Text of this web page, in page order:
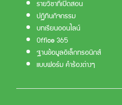
รายวิชาที่เปิดสอน
ปฏิทินกิจกรรม
บทเรียนออนไลน์
Office 365
ฐานข้อมูลอิเล็กทรอนิกส์
แบบฟอร์ม คำร้องต่างๆ